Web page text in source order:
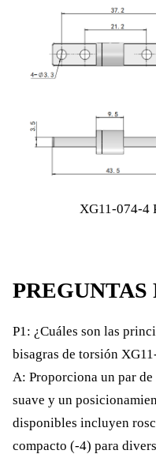
XG11-074-4
PREGUNTAS
P1: ¿Cuáles son las
bisagras de torsión
A: Proporciona un par
suave y un
disponibles incluyen
compacto (-4) para